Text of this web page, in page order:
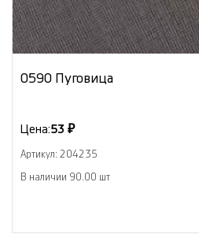
0590 Пуговица
Цена:53 ₽
Артикул: 204235
В наличии 90.00 шт